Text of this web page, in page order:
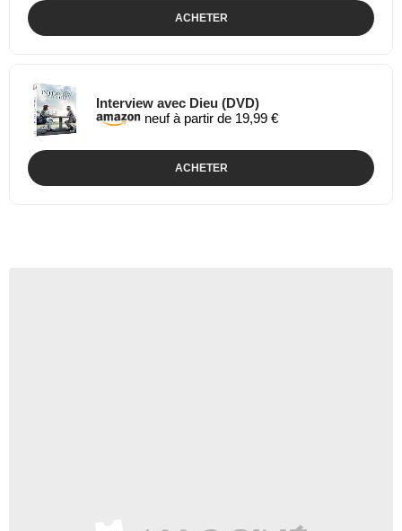
ACHETER
Interview avec Dieu (DVD)
neuf à partir de 19,99 €
ACHETER